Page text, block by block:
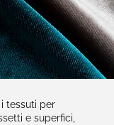
tessuti per
e superfici,